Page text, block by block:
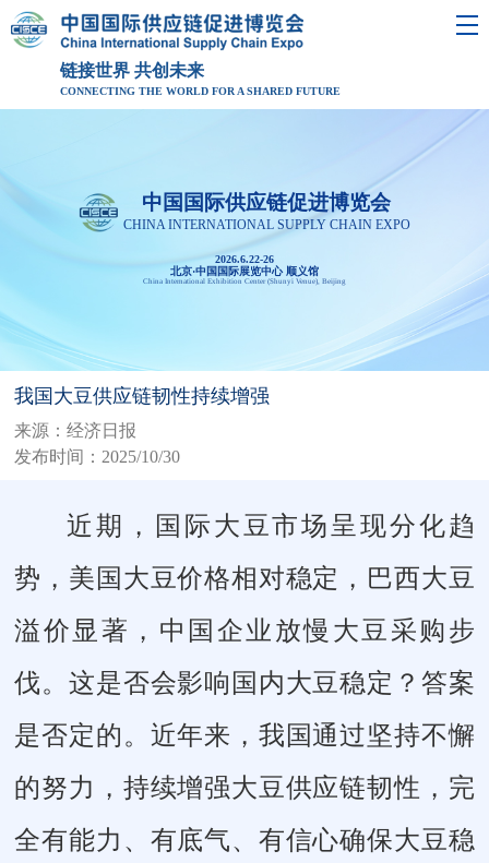
链接世界 共创未来
CONNECTING THE WORLD FOR A SHARED FUTURE
中国国际供应链促进博览会
CHINA INTERNATIONAL SUPPLY CHAIN EXPO
2026.6.22-26
北京·中国国际展览中心 顺义馆
China International Exhibition Center (Shunyi Venue), Beijing
我国大豆供应链韧性持续增强
来源：经济日报
发布时间：2025/10/30
近期，国际大豆市场呈现分化趋
势，美国大豆价格相对稳定，巴西大豆
溢价显著，中国企业放慢大豆采购步
伐。这是否会影响国内大豆稳定？答案
是否定的。近年来，我国通过坚持不懈
的努力，持续增强大豆供应链韧性，完
全有能力、有底气、有信心确保大豆稳